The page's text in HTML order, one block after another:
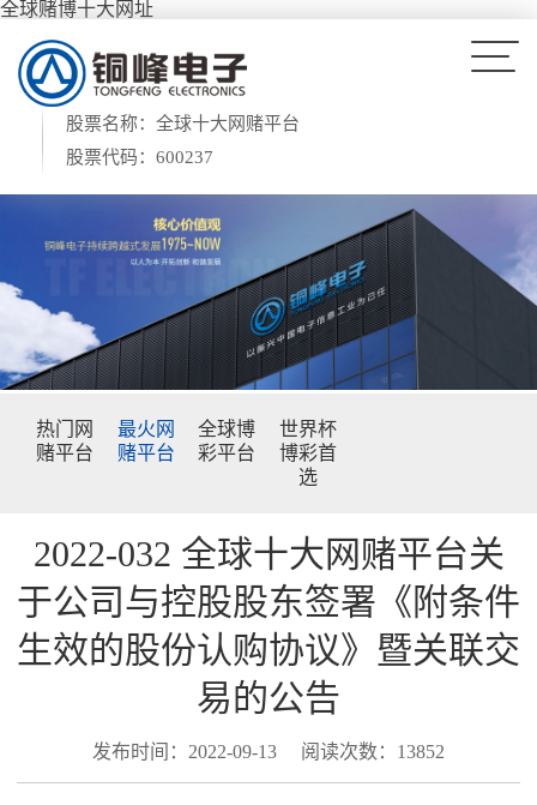
全球赌博十大网址
股票名称：全球十大网赌平台
股票代码：600237
热门网
赌平台
最火网
赌平台
全球博
彩平台
世界杯
博彩首
选
2022-032 全球十大网赌平台关
于公司与控股股东签署《附条件
生效的股份认购协议》暨关联交
易的公告
发布时间：2022-09-13 阅读次数：13852